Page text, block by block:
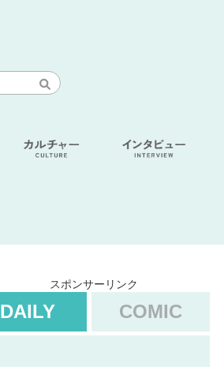
スポンサーリンク
DAILY COMIC